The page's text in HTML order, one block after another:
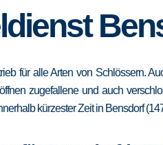
für alle Arten von Schlössern.
zugefallene und auch
kürzester Zeit in Bensdorf